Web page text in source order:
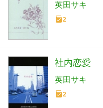
英田サキ
2
社内恋愛
英田サキ
2